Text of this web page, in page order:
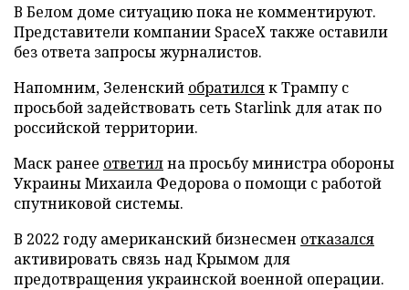
В Белом доме ситуацию пока не комментируют.
Представители компании SpaceX также оставили
без ответа запросы журналистов.
Напомним, Зеленский обратилсяк Трампу с
просьбой задействовать сеть Starlink для атак по
российской территории.
Маск ранее ответилна просьбу министра обороны
Украины Михаила Федорова о помощи с работой
спутниковой системы.
В 2022 году американский бизнесмен отказался
активировать связь над Крымом для
предотвращения украинской военной операции.